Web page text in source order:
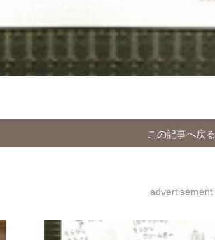
この記事へ戻る
advertisement